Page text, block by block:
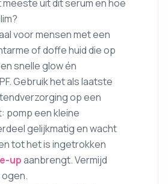
meeste uit dit serum en hoe
voor mensen met een
of doffe huid die op
snelle glow én
Gebruik het als laatste
op een
pomp een kleine
gelijkmatig en wacht
tot het is ingetrokken
upaanbrengt. Vermijd